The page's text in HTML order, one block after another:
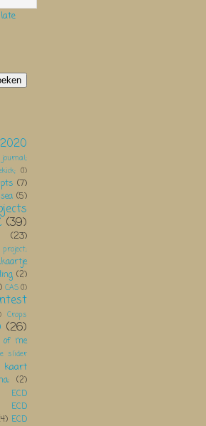
2020
(1)
(7)
(5)
(39)
(23)
(2)
CAS(1)
Crops
(26)
of me
slider
kaart
(2)
ECD
ECD
ECD